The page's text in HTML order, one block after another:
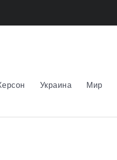
Украина Мир